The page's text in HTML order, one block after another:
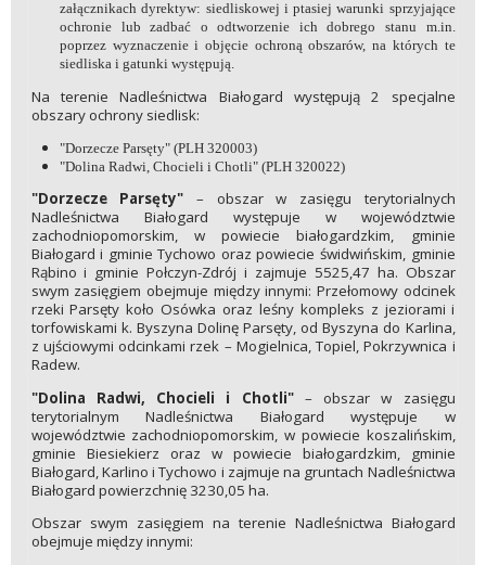
załącznikach dyrektyw: siedliskowej i ptasiej warunki sprzyjające
ochronie lub zadbać o odtworzenie ich dobrego stanu m.in.
poprzez wyznaczenie i objęcie ochroną obszarów, na których te
siedliska i gatunki występują.
Na terenie Nadleśnictwa Białogard występują 2 specjalne
obszary ochrony siedlisk:
"Dorzecze Parsęty" (PLH 320003)
"Dolina Radwi, Chocieli i Chotli" (PLH 320022)
"Dorzecze Parsęty" – obszar w zasięgu terytorialnych
Nadleśnictwa Białogard występuje w województwie
zachodniopomorskim, w powiecie białogardzkim, gminie
Białogard i gminie Tychowo oraz powiecie świdwińskim, gminie
Rąbino i gminie Połczyn-Zdrój i zajmuje 5525,47 ha. Obszar
swym zasięgiem obejmuje między innymi: Przełomowy odcinek
rzeki Parsęty koło Osówka oraz leśny kompleks z jeziorami i
torfowiskami k. Byszyna Dolinę Parsęty, od Byszyna do Karlina,
z ujściowymi odcinkami rzek – Mogielnica, Topiel, Pokrzywnica i
Radew.
"Dolina Radwi, Chocieli i Chotli"– obszar w zasięgu
terytorialnym Nadleśnictwa Białogard występuje w
województwie zachodniopomorskim, w powiecie koszalińskim,
gminie Biesiekierz oraz w powiecie białogardzkim, gminie
Białogard, Karlino i Tychowo i zajmuje na gruntach Nadleśnictwa
Białogard powierzchnię 3230,05 ha.
Obszar swym zasięgiem na terenie Nadleśnictwa Białogard
obejmuje między innymi: